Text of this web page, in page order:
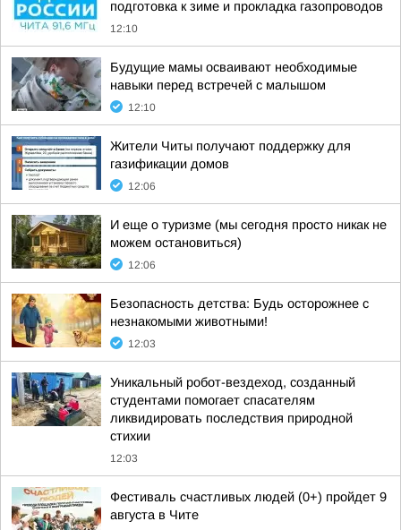
подготовка к зиме и прокладка газопроводов
12:10
Будущие мамы осваивают необходимые
навыки перед встречей с малышом
12:10
Жители Читы получают поддержку для
газификации домов
12:06
И еще о туризме (мы сегодня просто никак не
можем остановиться)
12:06
Безопасность детства: Будь осторожнее с
незнакомыми животными!
12:03
Уникальный робот-вездеход, созданный
студентами помогает спасателям
ликвидировать последствия природной
стихии
12:03
Фестиваль счастливых людей (0+) пройдет 9
августа в Чите